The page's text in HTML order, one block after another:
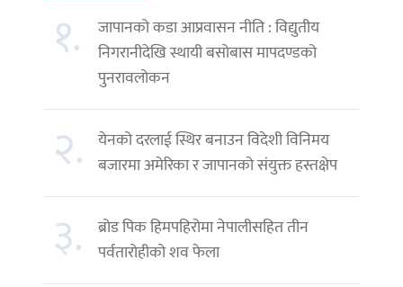
१.
जापानको कडा आप्रवासन नीति : विद्युतीय
निगरानीदेखि स्थायी बसोबास मापदण्डको
पुनरावलोकन
२. येनको दरलाई स्थिर बनाउन विदेशी विनिमय
बजारमा अमेरिका र जापानको संयुक्त हस्तक्षेप
३.
ब्रोड पिक हिमपहिरोमा नेपालीसहित तीन
पर्वतारोहीको शव फेला